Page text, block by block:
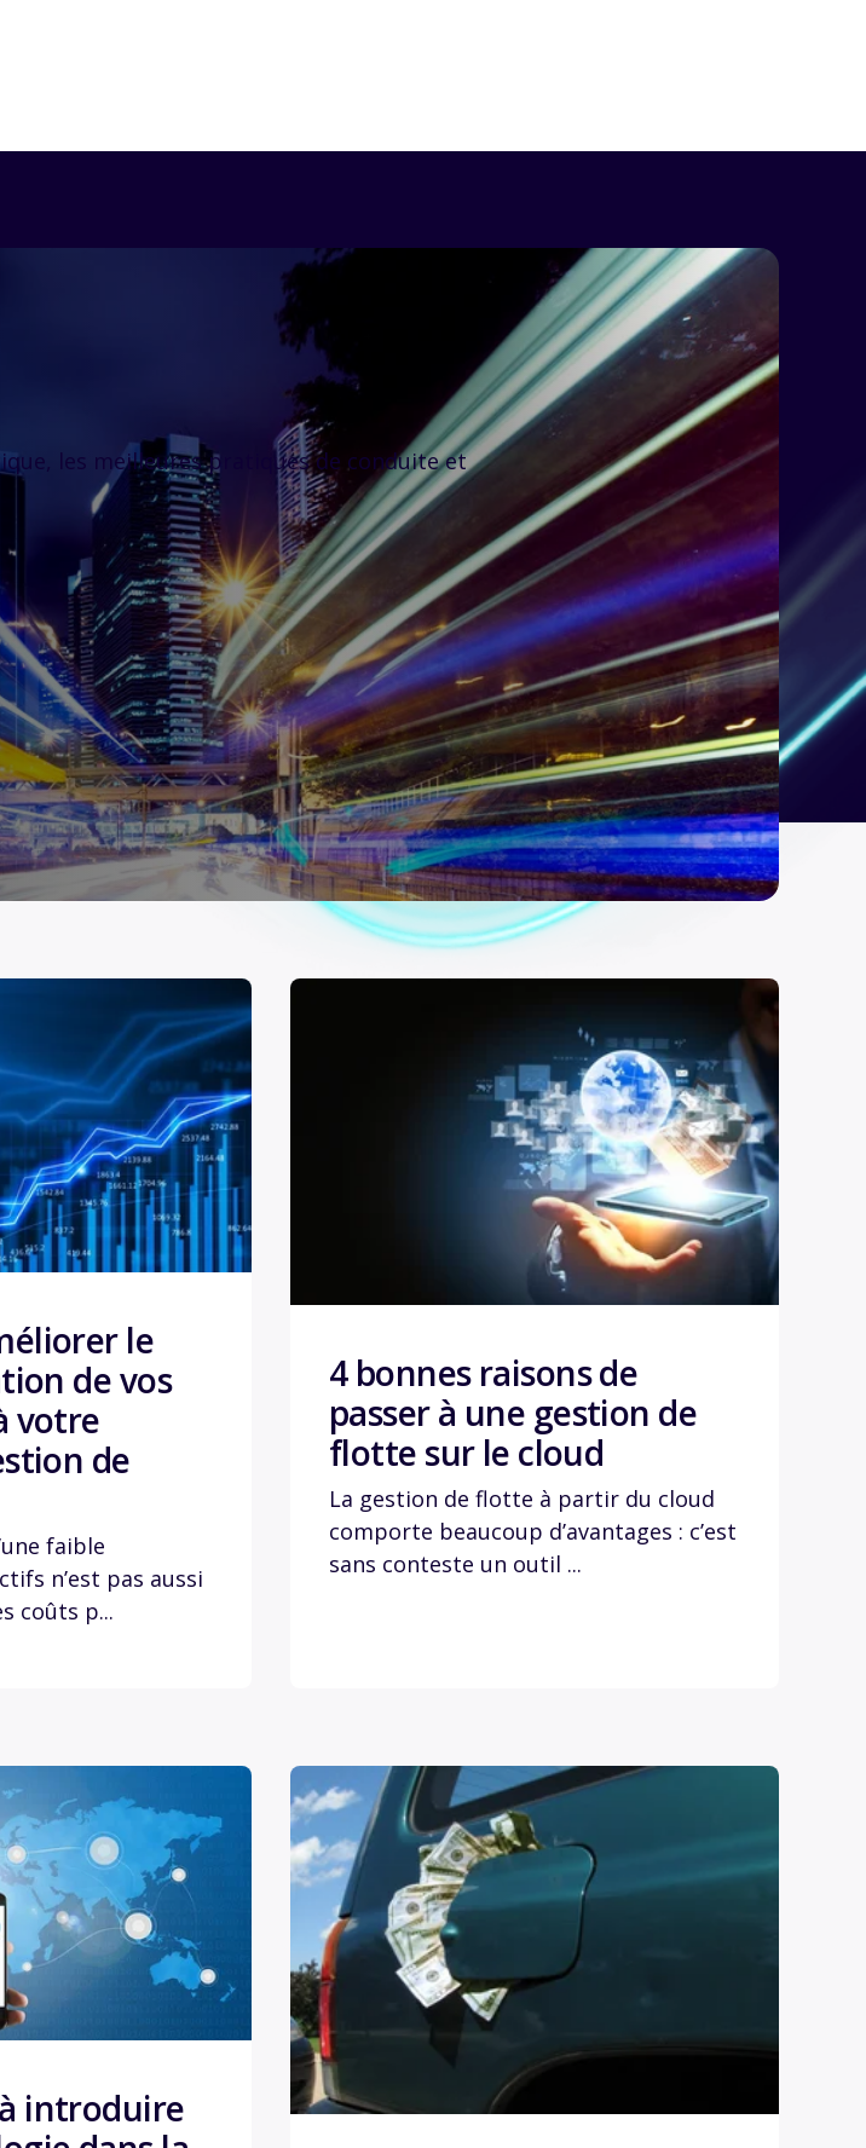
les meilleures pratiques de conduite et
le
de vos
votre
de
faible
n’est pas aussi
coûts p...
4 bonnes raisons de
passer à une gestion de
flotte sur le cloud
La gestion de flotte à partir du cloud
comporte beaucoup d’avantages : c’est
sans conteste un outil ...
introduire